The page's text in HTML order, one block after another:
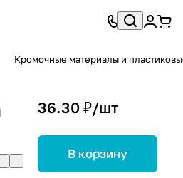
Кромочные материалы и
36.30 ₽/шт
В корзину